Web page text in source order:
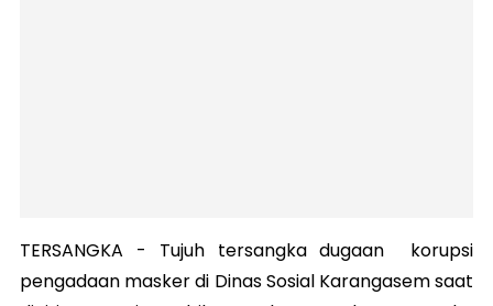
TERSANGKA - Tujuh tersangka dugaan korupsi
pengadaan masker di Dinas Sosial Karangasem saat